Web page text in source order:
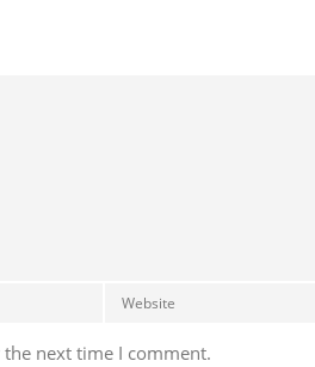
next time I comment.